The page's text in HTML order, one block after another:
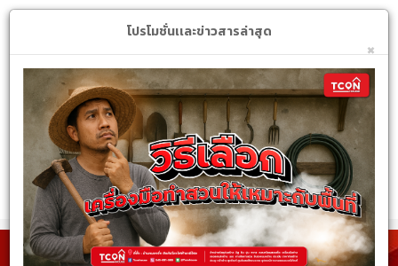
หมวดหมู่สินค้า
โปรโมชั่นเเละข่าวสารล่าสุด
×